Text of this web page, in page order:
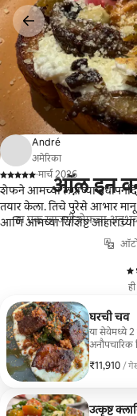
कंटेंटवर
ऑल इन
हा एक खाजगी शेफचा
घरची चव
या सेवेमध्ये 2
अनौपचारिक
₹11,910 /
₹11,910 प्रति
उत्कृष्ट
André
अमेरिका
,
·मार्च 2026
शेफने आमच्या लग्नाच्या
तयार केला. तिचे पुरेसे आभार
आणि आमच्या विशिष्ट आहाराच्या